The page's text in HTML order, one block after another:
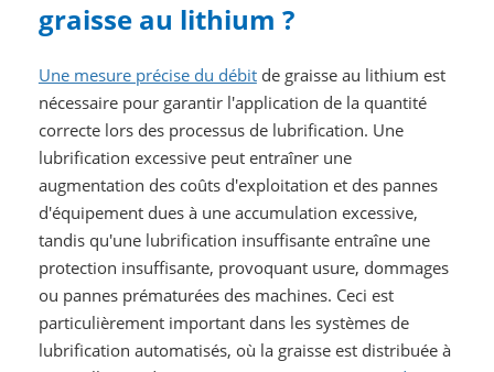
graisse au lithium ?
Une mesure précise du débitde graisse au lithium est
nécessaire pour garantir l'application de la quantité
correcte lors des processus de lubrification. Une
lubrification excessive peut entraîner une
augmentation des coûts d'exploitation et des pannes
d'équipement dues à une accumulation excessive,
tandis qu'une lubrification insuffisante entraîne une
protection insuffisante, provoquant usure, dommages
ou pannes prématurées des machines. Ceci est
particulièrement important dans les systèmes de
lubrification automatisés, où la graisse est distribuée à